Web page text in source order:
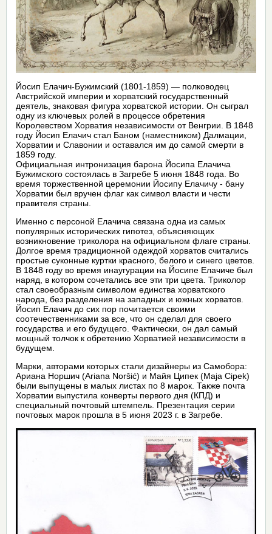
Йосип Елачич-Бужимский (1801-1859) — полководец
Австрийской империи и хорватский государственный
деятель, знаковая фигура хорватской истории. Он сыграл
одну из ключевых ролей в процессе обретения
Королевством Хорватия независимости от Венгрии. В 1848
году Йосип Елачич стал Баном (наместником) Далмации,
Хорватии и Славонии и оставался им до самой смерти в
1859 году.
Официальная интронизация барона Йосипа Елачича
Бужимского состоялась в Загребе 5 июня 1848 года. Во
время торжественной церемонии Йосипу Елачичу - бану
Хорватии был вручен флаг как символ власти и чести
правителя страны.
Именно с персоной Елачича связана одна из самых
популярных исторических гипотез, объясняющих
возникновение триколора на официальном флаге страны.
Долгое время традиционной одеждой хорватов считались
простые суконные куртки красного, белого и синего цветов.
В 1848 году во время инаугурации на Йосипе Елачиче был
наряд, в котором сочетались все эти три цвета. Триколор
стал своеобразным символом единства хорватского
народа, без разделения на западных и южных хорватов.
Йосип Елачич до сих пор почитается своими
соотечественниками за все, что он сделал для своего
государства и его будущего. Фактически, он дал самый
мощный толчок к обретению Хорватией независимости в
будущем.
Марки, авторами которых стали дизайнеры из Самобора:
Ариана Норшич (Ariana Noršić) и Майя Ципек (Maja Cipek)
были выпущены в малых листах по 8 марок. Также почта
Хорватии выпустила конверты первого дня (КПД) и
специальный почтовый штемпель. Презентация серии
почтовых марок прошла в 5 июня 2023 г. в Загребе.